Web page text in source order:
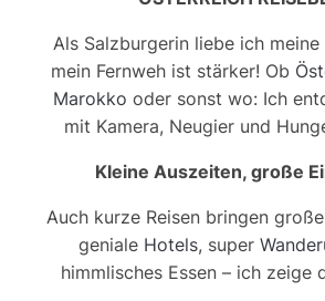
Als Salzburgerin liebe ich
mein Fernweh ist stärker! Ob
Marokko oder sonst wo: Ich
mit Kamera, Neugier und
Kleine Auszeiten, große
Auch kurze Reisen bringen
geniale Hotels, super
himmlisches Essen – ich zeige